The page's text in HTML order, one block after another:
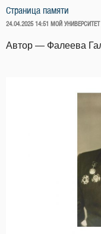
Страница памяти
ОПУБЛИКОВАНО
24.04.2025 14:51 МОЙ УНИВЕРСИТЕТ
Автор — Фалеева